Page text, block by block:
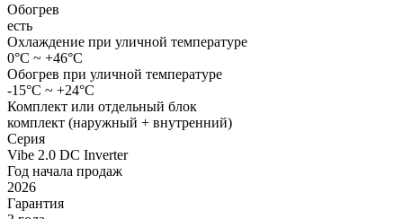
Обогрев
есть
Охлаждение при уличной температуре
0°С ~ +46°С
Обогрев при уличной температуре
-15°С ~ +24°С
Комплект или отдельный блок
комплект (наружный + внутренний)
Серия
Vibe 2.0 DC Inverter
Год начала продаж
2026
Гарантия